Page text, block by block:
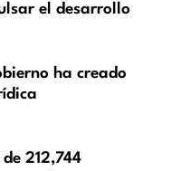
el desarrollo
ha creado
212,744